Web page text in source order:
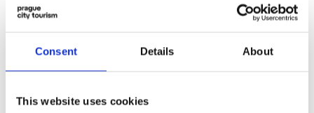
Consent Details About
This website uses cookies
todos los días 10:00 – 20:00
el precio de entrada habitual puede variar de un día a otro